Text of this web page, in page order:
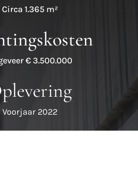
Circa 1.365 m²
€ 3.500.000
Voorjaar 2022